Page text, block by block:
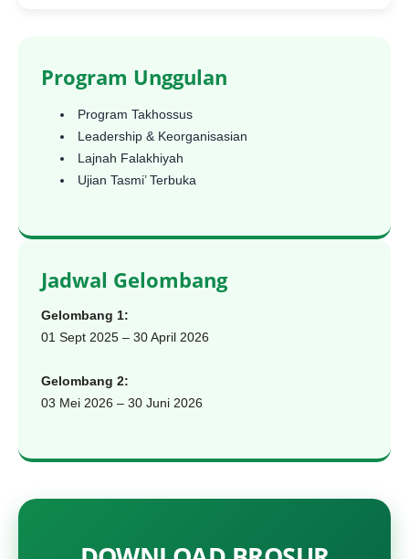
Program Unggulan
Program Takhossus
Leadership & Keorganisasian
Lajnah Falakhiyah
Ujian Tasmi’ Terbuka
Jadwal Gelombang
Gelombang 1:
01 Sept 2025 – 30 April 2026
Gelombang 2:
03 Mei 2026 – 30 Juni 2026